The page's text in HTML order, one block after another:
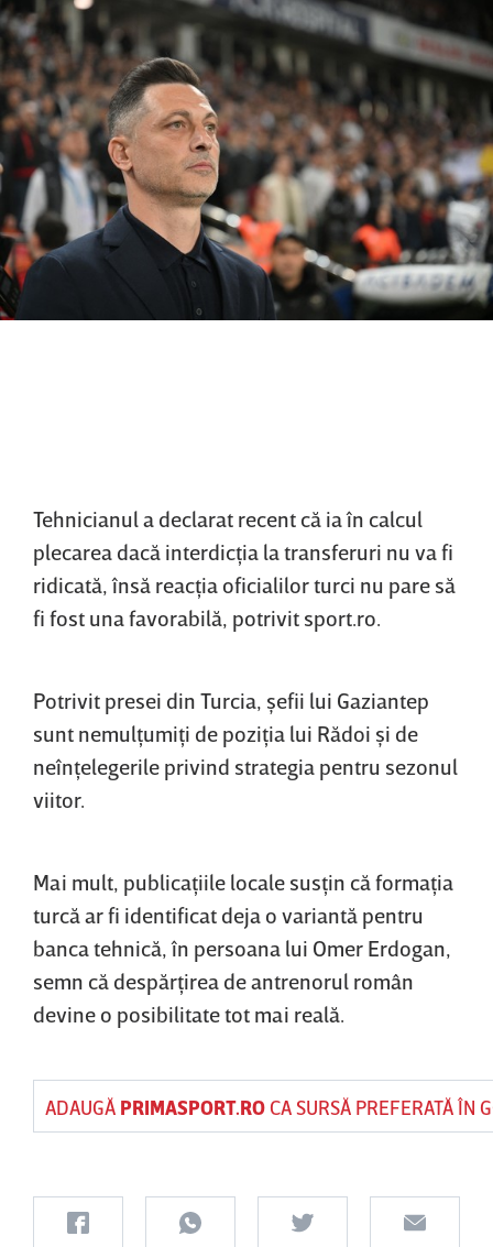
Tehnicianul a declarat recent că ia în calcul
plecarea dacă interdicţia la transferuri nu va fi
ridicată, însă reacţia oficialilor turci nu pare să
fi fost una favorabilă, potrivit sport.ro.
Potrivit presei din Turcia, şefii lui Gaziantep
sunt nemulţumiţi de poziţia lui Rădoi şi de
neînţelegerile privind strategia pentru sezonul
viitor.
Mai mult, publicaţiile locale susţin că formaţia
turcă ar fi identificat deja o variantă pentru
banca tehnică, în persoana lui Omer Erdogan,
semn că despărţirea de antrenorul român
devine o posibilitate tot mai reală.
ADAUGĂ PRIMASPORT.ROCA SURSĂ PREFERATĂ ÎN